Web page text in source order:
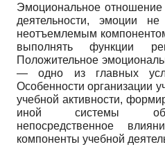
Эмоциональное
деятельности, эмоции
неотъемлемым
выполнять функции
Положительное
— одно из главных
Особенности организации
учебной активности,
иной системы
непосредственное
компоненты учебной